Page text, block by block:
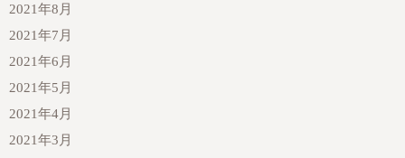
2021年8月
2021年7月
2021年6月
2021年5月
2021年4月
2021年3月